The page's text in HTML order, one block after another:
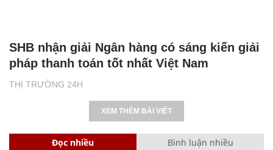
THỊ TRƯỜNG 24H
SHB nhận giải Ngân hàng có sáng kiến giải
pháp thanh toán tốt nhất Việt Nam
XEM THÊM BÀI VIẾT
Đọc nhiều Bình luận nhiều